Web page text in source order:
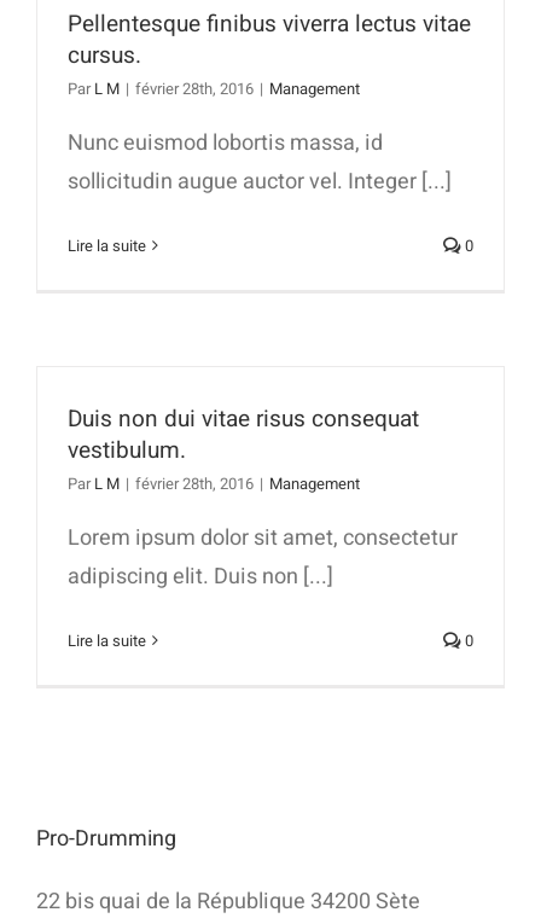
Pellentesque finibus viverra lectus vitae
cursus.
ParL M | février 28th, 2016 | Management
Nunc euismod lobortis massa, id
sollicitudin augue auctor vel. Integer [...]
Lire la suite 0
Duis non dui vitae risus consequat
vestibulum.
ParL M | février 28th, 2016 | Management
Lorem ipsum dolor sit amet, consectetur
adipiscing elit. Duis non [...]
Lire la suite 0
Pro-Drumming
22 bis quai de la République 34200 Sète